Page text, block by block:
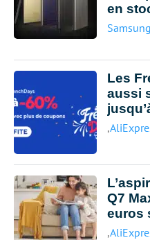
en
Samsung
Les
aussi
,
Q7
euros
,